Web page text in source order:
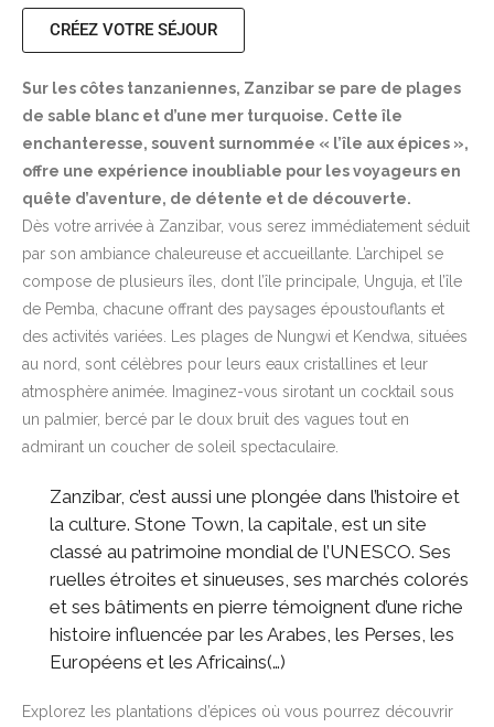
CRÉEZ VOTRE SÉJOUR
Sur les côtes tanzaniennes, Zanzibar se pare de plages
de sable blanc et d’une mer turquoise. Cette île
enchanteresse, souvent surnommée « l’île aux épices »,
offre une expérience inoubliable pour les voyageurs en
quête d’aventure, de détente et de découverte.
Dès votre arrivée à Zanzibar, vous serez immédiatement séduit
par son ambiance chaleureuse et accueillante. L’archipel se
compose de plusieurs îles, dont l’île principale, Unguja, et l’île
de Pemba, chacune offrant des paysages époustouflants et
des activités variées. Les plages de Nungwi et Kendwa, situées
au nord, sont célèbres pour leurs eaux cristallines et leur
atmosphère animée. Imaginez-vous sirotant un cocktail sous
un palmier, bercé par le doux bruit des vagues tout en
admirant un coucher de soleil spectaculaire.
Zanzibar, c’est aussi une plongée dans l’histoire et
la culture. Stone Town, la capitale, est un site
classé au patrimoine mondial de l’UNESCO. Ses
ruelles étroites et sinueuses, ses marchés colorés
et ses bâtiments en pierre témoignent d’une riche
histoire influencée par les Arabes, les Perses, les
Européens et les Africains(…)
Explorez les plantations d’épices où vous pourrez découvrir